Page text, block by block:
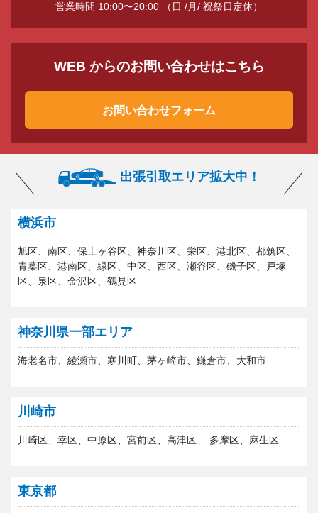
営業時間 10:00〜20:00 （日 /月/ 祝祭日定休）
WEB からのお問い合わせはこちら
お問い合わせフォーム
出張引取エリア拡大中！
横浜市
旭区、南区、保土ヶ谷区、神奈川区、栄区、港北区、都筑区、
青葉区、港南区、緑区、中区、西区、瀬谷区、磯子区、戸塚
区、泉区、金沢区、鶴見区
神奈川県一部エリア
海老名市、綾瀬市、寒川町、茅ヶ崎市、鎌倉市、大和市
川崎市
川崎区、幸区、中原区、宮前区、高津区、 多摩区、麻生区
東京都